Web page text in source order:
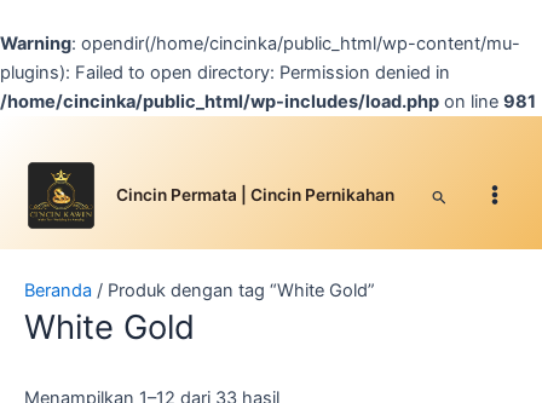
Warning: opendir(/home/cincinka/public_html/wp-content/mu-
plugins): Failed to open directory: Permission denied in
/home/cincinka/public_html/wp-includes/load.php on line 981
ke
konten
Cincin Permata | Cincin Pernikahan Cari
Beranda / Produk dengan tag “White Gold”
White Gold
Menampilkan 1–12 dari 33 hasil
Facebook
Instagram
YouTube
WhatsApp
Google
TikTok